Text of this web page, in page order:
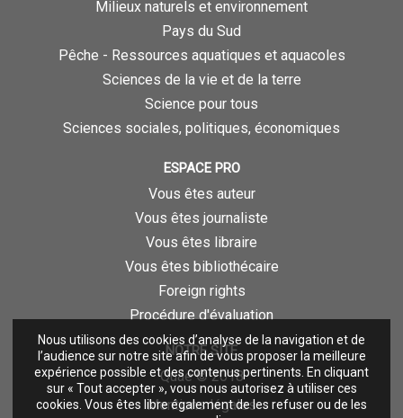
Nous utilisons des cookies d’analyse de la navigation et de
l’audience sur notre site afin de vous proposer la meilleure
expérience possible et des contenus pertinents. En cliquant
sur « Tout accepter », vous nous autorisez à utiliser ces
cookies. Vous êtes libre également de les refuser ou de les
Milieux naturels et environnement
Pays du Sud
Pêche - Ressources aquatiques et aquacoles
Sciences de la vie et de la terre
Science pour tous
Sciences sociales, politiques, économiques
ESPACE PRO
Vous êtes auteur
Vous êtes journaliste
Vous êtes libraire
Vous êtes bibliothécaire
Foreign rights
Procédure d'évaluation
NOTRE SITE
Quae © 2018
Mentions légales